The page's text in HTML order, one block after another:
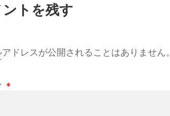
ントを残す
アドレスが公開されることはありません。
※